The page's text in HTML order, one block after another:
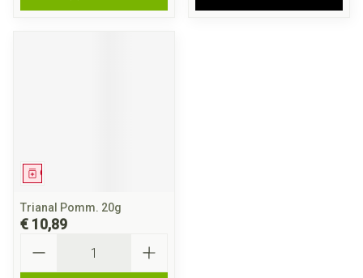
Geneesmiddel
Trianal Pomm. 20g
€ 10,89